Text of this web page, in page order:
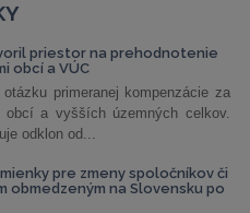
priestor na prehodnotenie
obcí a VÚC
primeranej kompenzácie za
obcí a vyšších územných celkov.
odklon od...
pre zmeny spoločníkov či
obmedzeným na Slovensku po